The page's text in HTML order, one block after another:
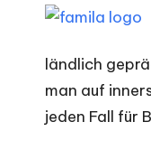
ä
r
k
ländlich
man auf
jeden Fall für